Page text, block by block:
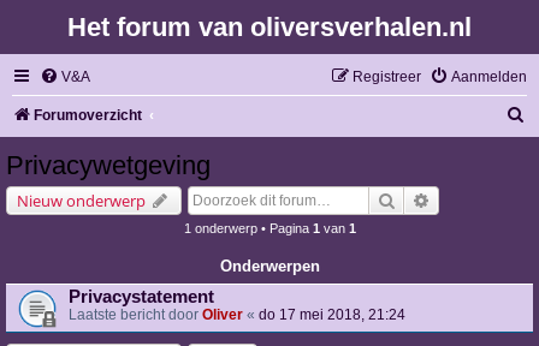
Het forum van oliversverhalen.nl
V&A Aanmelden
Registreer
Forumoverzicht
Privacywetgeving
Nieuw onderwerp Zoek
1 onderwerp • Pagina 1 van 1
Onderwerpen
Privacystatement
Laatste bericht door Oliver « do 17 mei 2018, 21:24